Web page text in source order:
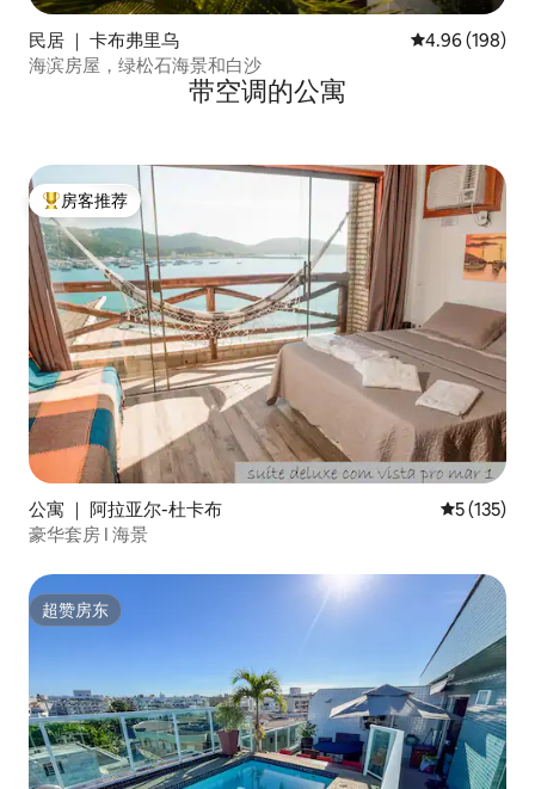
民居 ｜ 卡布弗里乌 平均评分 4.96
4.96 (198)
海滨房屋，绿松石海景和白沙
带空调的公寓
热门「房客推荐」
房客推荐
公寓 ｜ 阿拉亚尔-杜卡布 平均评分 5
5 (135)
豪华套房 I 海景
超赞房东
超赞房东